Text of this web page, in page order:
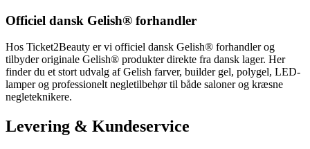
Officiel dansk Gelish® forhandler
Hos Ticket2Beauty er vi officiel dansk Gelish® forhandler og
tilbyder originale Gelish® produkter direkte fra dansk lager. Her
finder du et stort udvalg af Gelish farver, builder gel, polygel, LED-
lamper og professionelt negletilbehør til både saloner og kræsne
negleteknikere.
Levering & Kundeservice